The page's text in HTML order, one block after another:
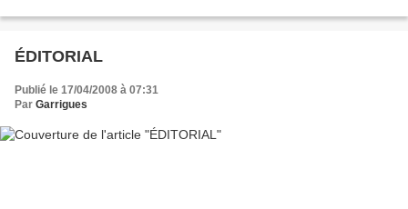
ÉDITORIAL
Publié le 17/04/2008 à 07:31
Par Garrigues